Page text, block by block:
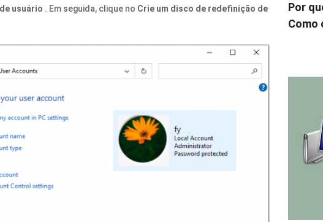
usuário . Em seguida, clique no Crie um disco de redefinição de
Por
Como